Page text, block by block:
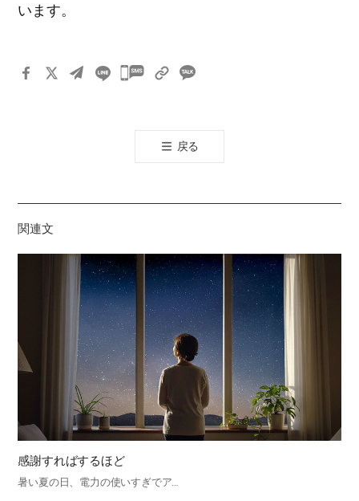
います。
카
톡
공
기
戻る
関連文
感謝すればするほど
暑い夏の日、電力の使いすぎでア…